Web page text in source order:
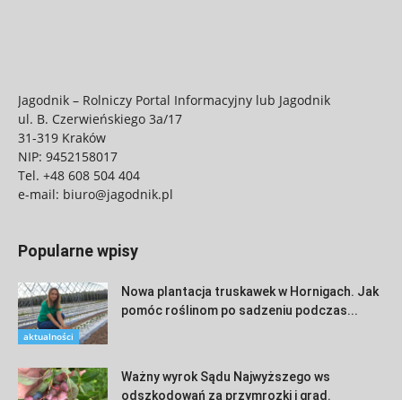
Jagodnik – Rolniczy Portal Informacyjny lub Jagodnik
ul. B. Czerwieńskiego 3a/17
31-319 Kraków
NIP: 9452158017
Tel. +48 608 504 404
e-mail: biuro@jagodnik.pl
Popularne wpisy
aktualności
Nowa plantacja truskawek w Hornigach. Jak
pomóc roślinom po sadzeniu podczas...
Ważny wyrok Sądu Najwyższego ws
odszkodowań za przymrozki i grad.